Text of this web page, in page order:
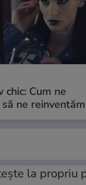
Cum ne
ne reinventăm